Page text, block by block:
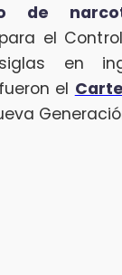
de
el
en
el